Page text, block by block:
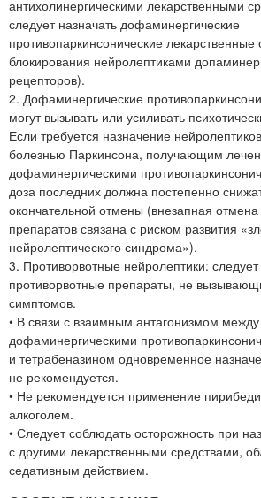
антихолинергическими лекарственными
следует назначать дофаминергические
противопаркинсонические лекарственные
блокирования нейролептиками
рецепторов).
2. Дофаминергические
могут вызывать или усиливать
Если требуется назначение
болезнью Паркинсона, получающим
дофаминергическими
доза последних должна постепенно
окончательной отмены (внезапная
препаратов связана с риском развития
нейролептического синдрома»).
3. Противорвотные нейролептики:
противорвотные препараты, не
симптомов.
• В связи с взаимным антагонизмом между
дофаминергическими
и тетрабеназином одновременное
не рекомендуется.
• Не рекомендуется применение
алкоголем.
• Следует соблюдать осторожность при
с другими лекарственными средствами,
седативным действием.